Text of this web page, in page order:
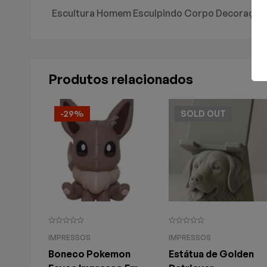
Escultura Homem Esculpindo Corpo
Peso
1 kg
Avaliação E
Não há comentários
Perguntas &
Não há nenhuma
Produtos relacionados
-29%
IMPRESSOS
Boneco Pokemon
SOLD OUT
IMPRESSOS
Estátua de Golden